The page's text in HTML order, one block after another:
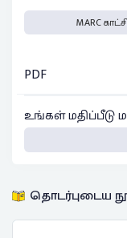
MARC காட்சி
PDF
உங்கள் மதிப்பீடு
தொடர்புடைய